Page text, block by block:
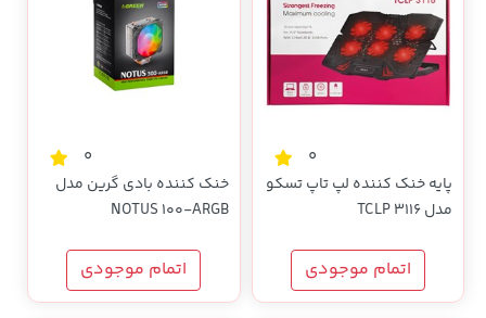
0
پایه خنک کننده لپ تاپ تسکو
مدل TCLP 3116
اتمام موجودی
0
خنک کننده بادی گرین مدل
NOTUS 100-ARGB
اتمام موجودی